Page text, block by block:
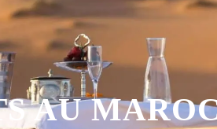
AU